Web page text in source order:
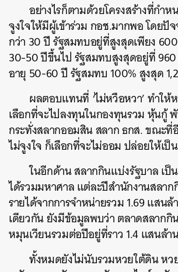
อย่างไรก็ตามด้วยโครงสร้างที่กำห
จูงใจให้มีผู้เข้าร่วม กอช.มากพอ โดยปั
กว่า 30 ปี รัฐสมทบอยู่ที่สูงสุดเพียง
30-50 ปีขึ้นไป รัฐสมทบสูงสุดอยู่ที่
อายุ 50-60 ปี รัฐสมทบ 100% สูงสุด
ผลตอบแทนที่ ‘ไม่หวือหวา’ ทำใ
เลือกที่จะไปลงทุนในกองทุนรวม หุ้นกู้
กระทั่งสลากออมสิน สลาก ธกส. ขณะ
ไม่จูงใจ ก็เลือกที่จะไม่ออม ปล่อยให้เป็
ในอีกด้าน สลากกินแบ่งรัฐบาล เป็
ได้รวมมหาศาล แต่ละปีสำนักงานสลา
รายได้จากการจำหน่ายรวม 1.69 แสน
เดียวกัน ยังมีข้อมูลพบว่า ตลาดสลากกิ
หมุนเวียนรวมต่อปีอยู่ที่ราว 1.4 แสนล้า
ทั้งหมดยังไม่นับรวมหวยใต้ดิน หว